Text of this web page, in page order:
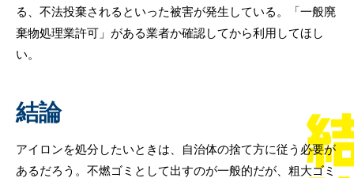
る、不法投棄されるといった被害が発生している。「一般廃
棄物処理業許可」がある業者か確認してから利用してほし
い。
結論
アイロンを処分したいときは、自治体の捨て方に従う必要が
あるだろう。不燃ゴミとして出すのが一般的だが、粗大ゴミ